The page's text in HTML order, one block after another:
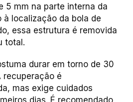
5 mm na parte interna da
à localização da bola de
essa estrutura é removida
total.
durar em torno de 30
recuperação é
mas exige cuidados
dias. É recomendado